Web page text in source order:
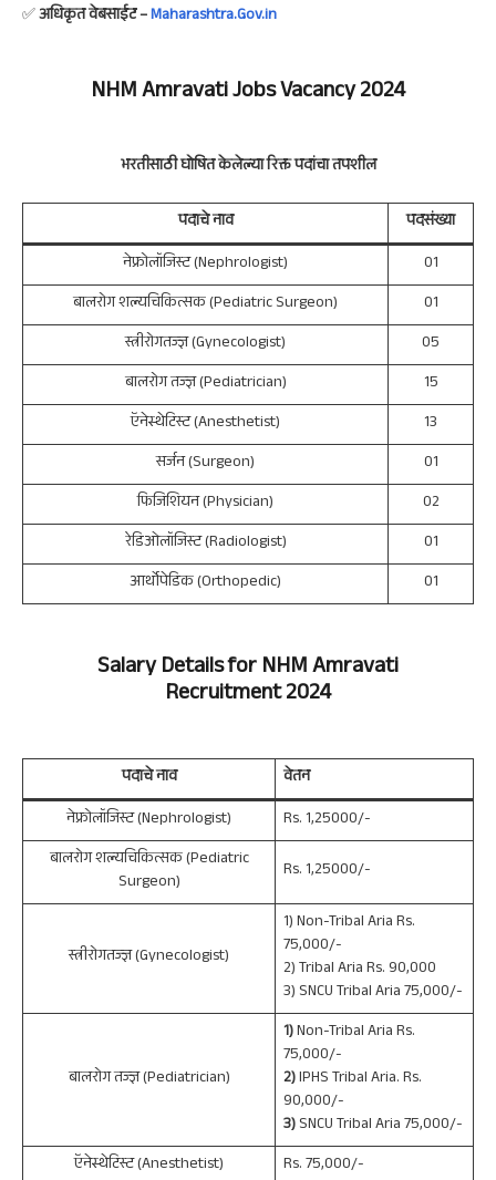
✅अधिकृत वेबसाईट –Maharashtra.Gov.in
NHM Amravati Jobs Vacancy 2024
भरतीसाठी घोषित केलेल्या रिक्त पदांचा तपशील
पदाचे नाव
पदसंख्या
नेफ्रोलॉजिस्ट (Nephrologist)
01
बालरोग शल्यचिकित्सक (Pediatric Surgeon)
01
स्त्रीरोगतज्ज्ञ (Gynecologist)
05
बालरोग तज्ज्ञ (Pediatrician)
15
ऍनेस्थेटिस्ट (Anesthetist)
13
सर्जन (Surgeon)
01
फिजिशियन (Physician)
02
रेडिओलॉजिस्ट (Radiologist)
01
आर्थोपेडिक (Orthopedic)
01
Salary Details for NHM Amravati
Recruitment 2024
पदाचे नाव
वेतन
नेफ्रोलॉजिस्ट (Nephrologist)
Rs. 1,25000/-
बालरोग शल्यचिकित्सक (Pediatric
Surgeon)
Rs. 1,25000/-
स्त्रीरोगतज्ज्ञ (Gynecologist)
1) Non-Tribal Aria Rs.
75,000/-
2) Tribal Aria Rs. 90,000
3) SNCU Tribal Aria 75,000/-
बालरोग तज्ज्ञ (Pediatrician)
1)Non-Tribal Aria Rs.
75,000/-
2)IPHS Tribal Aria. Rs.
90,000/-
3)SNCU Tribal Aria 75,000/-
ऍनेस्थेटिस्ट (Anesthetist)
Rs. 75,000/-